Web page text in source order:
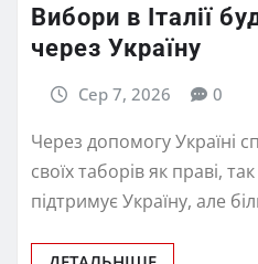
Вибори в Італії
через Україну
Сер 7, 2026 0
Через допомогу Україні
своїх таборів як праві,
підтримує Україну, але